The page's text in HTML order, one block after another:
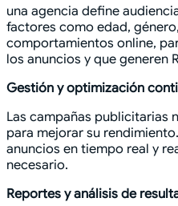
una agencia define
factores como edad,
comportamientos online,
los anuncios y que generen
Gestión y optimización
Las campañas publicitarias
para mejorar su
anuncios en tiempo real y
necesario.
Reportes y análisis de